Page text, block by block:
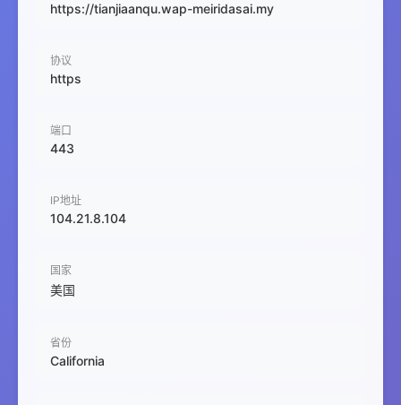
https://tianjiaanqu.wap-meiridasai.my
协议
https
端口
443
IP地址
104.21.8.104
国家
美国
省份
California